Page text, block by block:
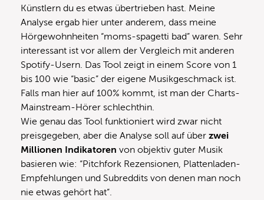
Künstlern du es etwas übertrieben hast. Meine
Analyse ergab hier unter anderem, dass meine
Hörgewohnheiten “moms-spagetti bad” waren. Sehr
interessant ist vor allem der Vergleich mit anderen
Spotify-Usern. Das Tool zeigt in einem Score von 1
bis 100 wie “basic” der eigene Musikgeschmack ist.
Falls man hier auf 100% kommt, ist man der Charts-
Mainstream-Hörer schlechthin.
Wie genau das Tool funktioniert wird zwar nicht
preisgegeben, aber die Analyse soll auf über zwei
Millionen Indikatoren von objektiv guter Musik
basieren wie: “Pitchfork Rezensionen, Plattenladen-
Empfehlungen und Subreddits von denen man noch
nie etwas gehört hat”.